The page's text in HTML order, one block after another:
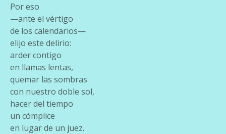
Por eso
—ante el vértigo
de los calendarios—
elijo este delirio:
arder contigo
en llamas lentas,
quemar las sombras
con nuestro doble sol,
hacer del tiempo
un cómplice
en lugar de un juez.